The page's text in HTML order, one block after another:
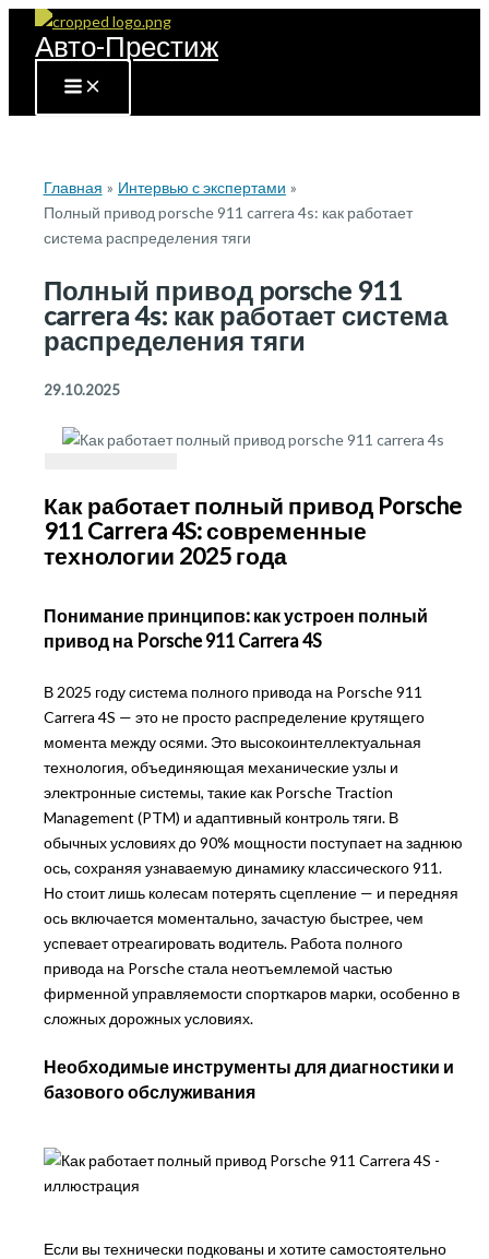
Перейти
Авто-Престиж
Главная
Интервью с экспертами
Полный привод porsche 911 carrera 4s: как работает
система распределения тяги
Полный привод porsche 911
carrera 4s: как работает система
распределения тяги
29.10.2025
Как работает полный привод Porsche
911 Carrera 4S: современные
технологии 2025 года
Понимание принципов: как устроен полный
привод на Porsche 911 Carrera 4S
В 2025 году система полного привода на Porsche 911
Carrera 4S — это не просто распределение крутящего
момента между осями. Это высокоинтеллектуальная
технология, объединяющая механические узлы и
электронные системы, такие как Porsche Traction
Management (PTM) и адаптивный контроль тяги. В
обычных условиях до 90% мощности поступает на заднюю
ось, сохраняя узнаваемую динамику классического 911.
Но стоит лишь колесам потерять сцепление — и передняя
ось включается моментально, зачастую быстрее, чем
успевает отреагировать водитель. Работа полного
привода на Porsche стала неотъемлемой частью
фирменной управляемости спорткаров марки, особенно в
сложных дорожных условиях.
Необходимые инструменты для диагностики и
базового обслуживания
Если вы технически подкованы и хотите самостоятельно